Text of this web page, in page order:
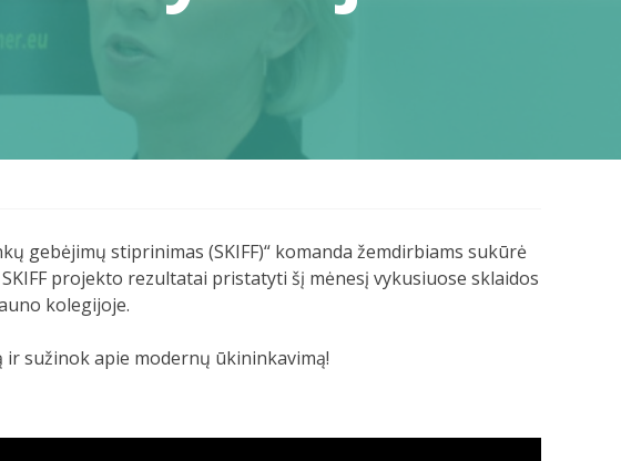
gebėjimų stiprinimas (SKIFF)“ komanda žemdirbiams sukūrė
projekto rezultatai pristatyti šį mėnesį vykusiuose sklaidos
kolegijoje.
sužinok apie modernų ūkininkavimą!